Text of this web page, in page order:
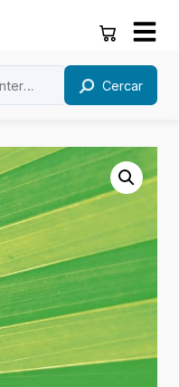
Cercar